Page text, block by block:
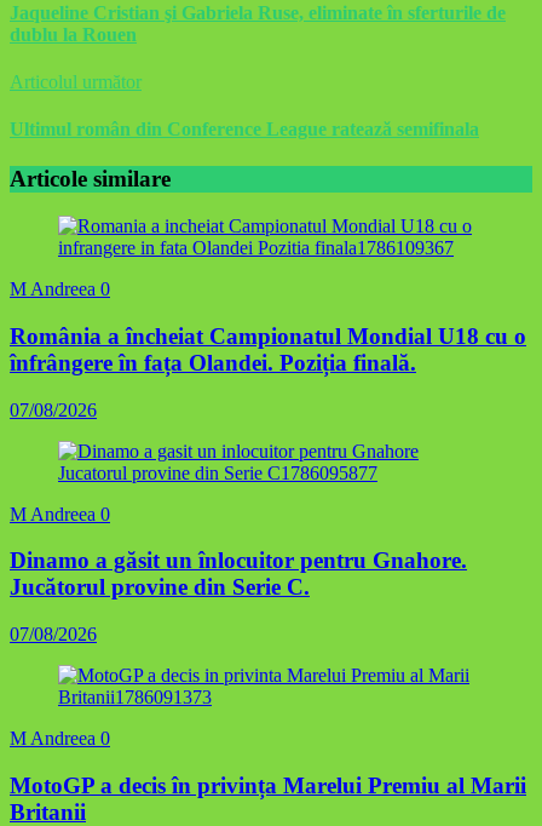
Jaqueline Cristian şi Gabriela Ruse, eliminate în sferturile de
dublu la Rouen
Articolul următor
Ultimul român din Conference League ratează semifinala
Articole similare
M Andreea 0
România a încheiat Campionatul Mondial U18 cu o
înfrângere în fața Olandei. Poziția finală.
07/08/2026
M Andreea 0
Dinamo a găsit un înlocuitor pentru Gnahore.
Jucătorul provine din Serie C.
07/08/2026
M Andreea 0
MotoGP a decis în privința Marelui Premiu al Marii
Britanii